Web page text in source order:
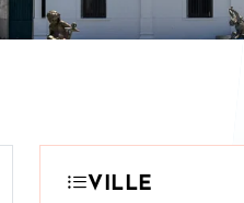
VILLE